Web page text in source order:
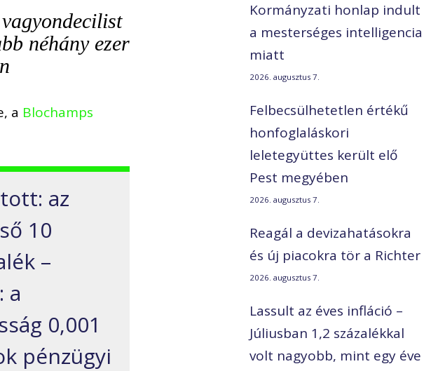
néhány ezer
a Blochamps
az
10
–
a
0,001
pénzügyi
Kormányzati honlap indult
a mesterséges intelligencia
miatt
2026. augusztus 7.
Felbecsülhetetlen értékű
honfoglaláskori
leletegyüttes került elő
Pest megyében
2026. augusztus 7.
Reagál a devizahatásokra
és új piacokra tör a Richter
2026. augusztus 7.
Lassult az éves infláció –
Júliusban 1,2 százalékkal
volt nagyobb, mint egy éve